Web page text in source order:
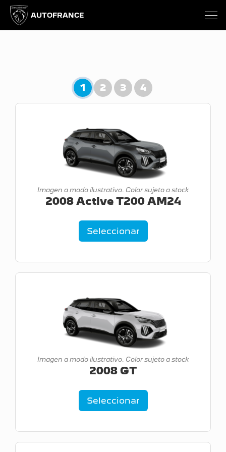
AUTOFRANCE
1 2 3 4
Imagen a modo ilustrativo. Color sujeto a stock
2008 Active T200 AM24
Seleccionar
Imagen a modo ilustrativo. Color sujeto a stock
2008 GT
Seleccionar